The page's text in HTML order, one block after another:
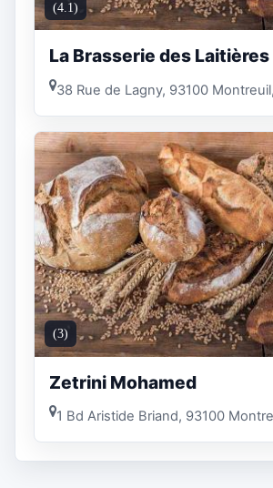
(4.1)
La Brasserie des Laitières
38 Rue de Lagny, 93100
(3)
Zetrini Mohamed
1 Bd Aristide Briand, 93100